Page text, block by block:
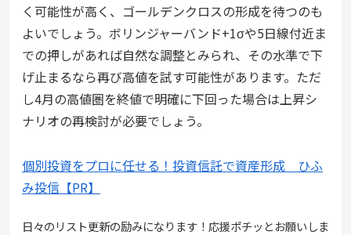
く可能性が高く、ゴールデンクロスの形成を待つのも
よいでしょう。ボリンジャーバンド+1σや5日線付近ま
での押しがあれば自然な調整とみられ、その水準で下
げ止まるなら再び高値を試す可能性があります。ただ
し4月の高値圏を終値で明確に下回った場合は上昇シ
ナリオの再検討が必要でしょう。
個別投資をプロに任せる！投資信託で資産形成 ひふ
み投信【PR】
日々のリスト更新の励みになります！応援ポチッとお願いしま